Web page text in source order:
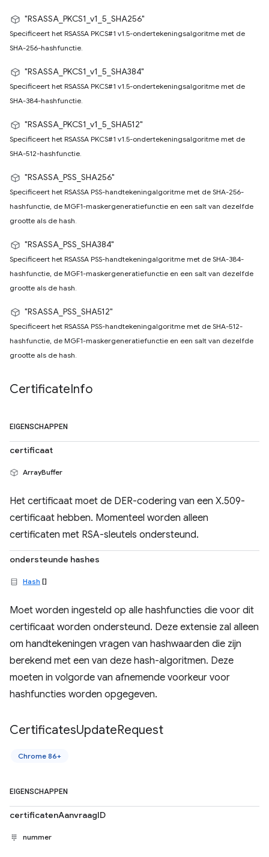
"RSASSA_PKCS1_v1_5_SHA256"
Specificeert het RSASSA PKCS#1 v1.5-ondertekeningsalgoritme met de
SHA-256-hashfunctie.
"RSASSA_PKCS1_v1_5_SHA384"
Specificeert het RSASSA PKCS#1 v1.5-ondertekeningsalgoritme met de
SHA-384-hashfunctie.
"RSASSA_PKCS1_v1_5_SHA512"
Specificeert het RSASSA PKCS#1 v1.5-ondertekeningsalgoritme met de
SHA-512-hashfunctie.
"RSASSA_PSS_SHA256"
Specificeert het RSASSA PSS-handtekeningalgoritme met de SHA-256-
hashfunctie, de MGF1-maskergeneratiefunctie en een salt van dezelfde
grootte als de hash.
"RSASSA_PSS_SHA384"
Specificeert het RSASSA PSS-handtekeningalgoritme met de SHA-384-
hashfunctie, de MGF1-maskergeneratiefunctie en een salt van dezelfde
grootte als de hash.
"RSASSA_PSS_SHA512"
Specificeert het RSASSA PSS-handtekeningalgoritme met de SHA-512-
hashfunctie, de MGF1-maskergeneratiefunctie en een salt van dezelfde
grootte als de hash.
CertificateInfo
EIGENSCHAPPEN
certificaat
ArrayBuffer
Het certificaat moet de DER-codering van een X.509-
certificaat hebben. Momenteel worden alleen
certificaten met RSA-sleutels ondersteund.
ondersteunde hashes
Hash []
Moet worden ingesteld op alle hashfuncties die voor dit
certificaat worden ondersteund. Deze extensie zal alleen
om handtekeningen vragen van hashwaarden die zijn
berekend met een van deze hash-algoritmen. Deze
moeten in volgorde van afnemende voorkeur voor
hashfuncties worden opgegeven.
CertificatesUpdateRequest
Chrome 86+
EIGENSCHAPPEN
certificatenAanvraagID
nummer